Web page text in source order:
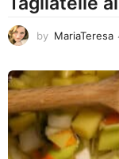
by MariaTeresa